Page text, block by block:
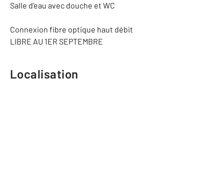
Salle d'eau avec douche et WC
Connexion fibre optique haut débit
LIBRE AU 1ER SEPTEMBRE
Localisation